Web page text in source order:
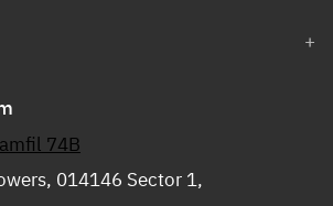
74B
014146 Sector 1,